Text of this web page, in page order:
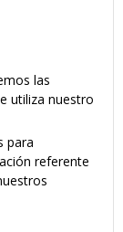
las
utiliza nuestro
para
referente